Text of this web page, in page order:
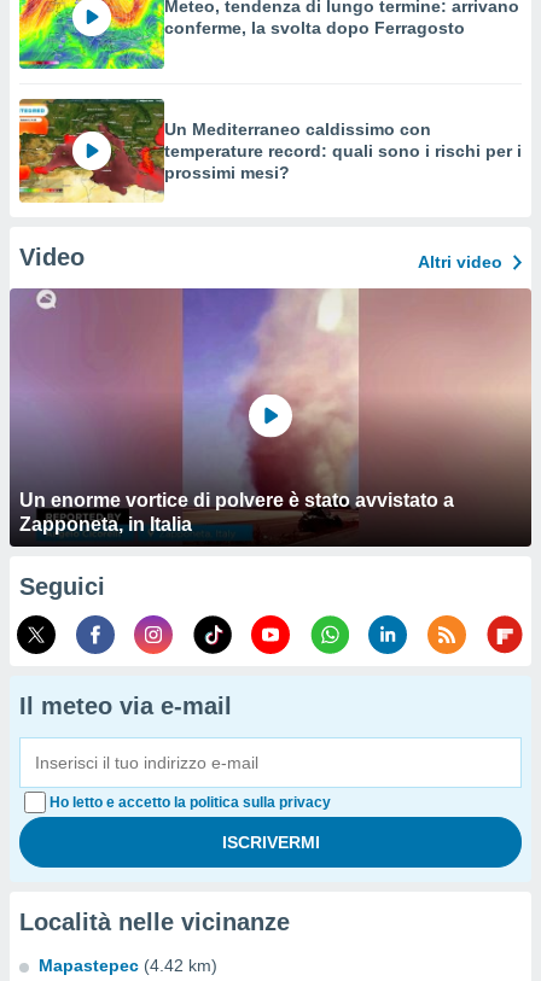
Meteo, tendenza di lungo termine: arrivano
conferme, la svolta dopo Ferragosto
Un Mediterraneo caldissimo con
temperature record: quali sono i rischi per i
prossimi mesi?
Video Altri video
Un enorme vortice di polvere è stato avvistato a
Zapponeta, in Italia
Seguici
Il meteo via e-mail
Ho letto e accetto la politica sulla privacy
Località nelle vicinanze
Mapastepec (4.42 km)